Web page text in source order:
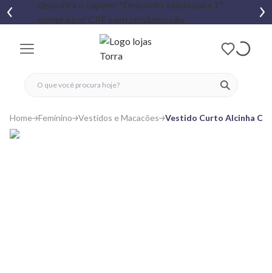
ver
fechar menu
fechar menu
favoritos
Home Feminino Vestidos e Macacões Vestido Curto Alcinha